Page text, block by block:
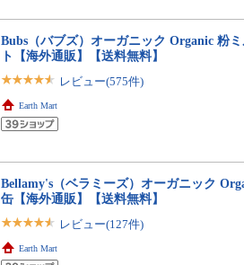
Bubs（バブズ）オーガニック Organic 粉
ト【海外通販】【送料無料】
レビュー(575件)
Earth Mart
Bellamy's（ベラミーズ）オーガニック
缶【海外通販】【送料無料】
レビュー(127件)
Earth Mart